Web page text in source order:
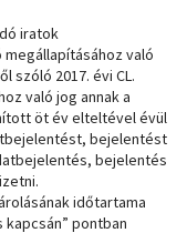
iratok
való
szóló 2017. évi CL.
való jog annak a
öt év elteltével évül
bejelentést
bejelentés
időtartama
pontban